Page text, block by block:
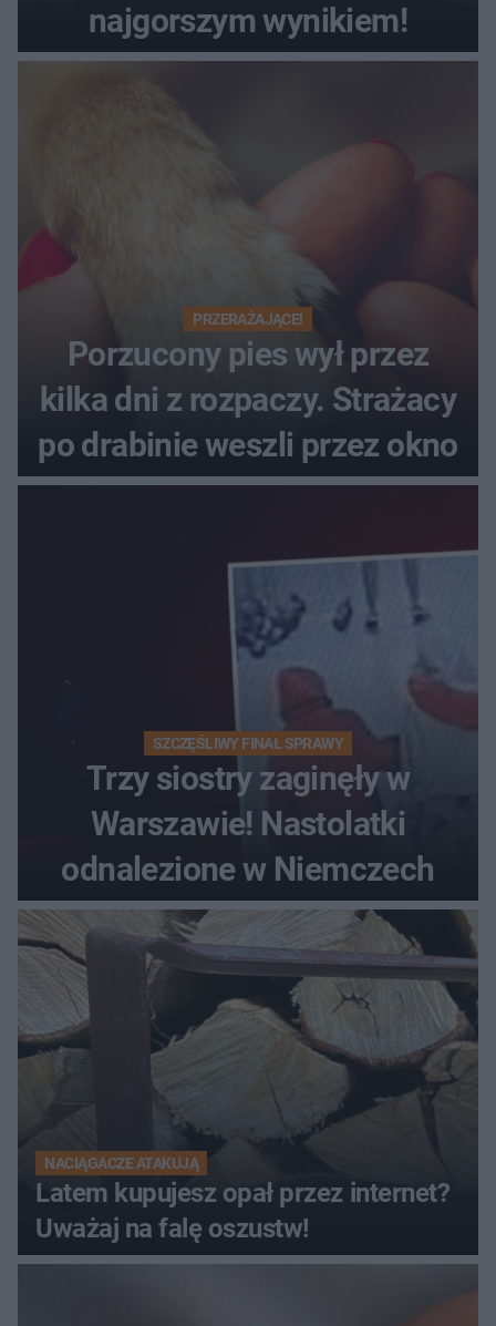
najgorszym wynikiem!
PRZERAŻAJĄCE!
Porzucony pies wył przez
kilka dni z rozpaczy. Strażacy
po drabinie weszli przez okno
SZCZĘŚLIWY FINAŁ SPRAWY
Trzy siostry zaginęły w
Warszawie! Nastolatki
odnalezione w Niemczech
NACIĄGACZE ATAKUJĄ
Latem kupujesz opał przez internet?
Uważaj na falę oszustw!